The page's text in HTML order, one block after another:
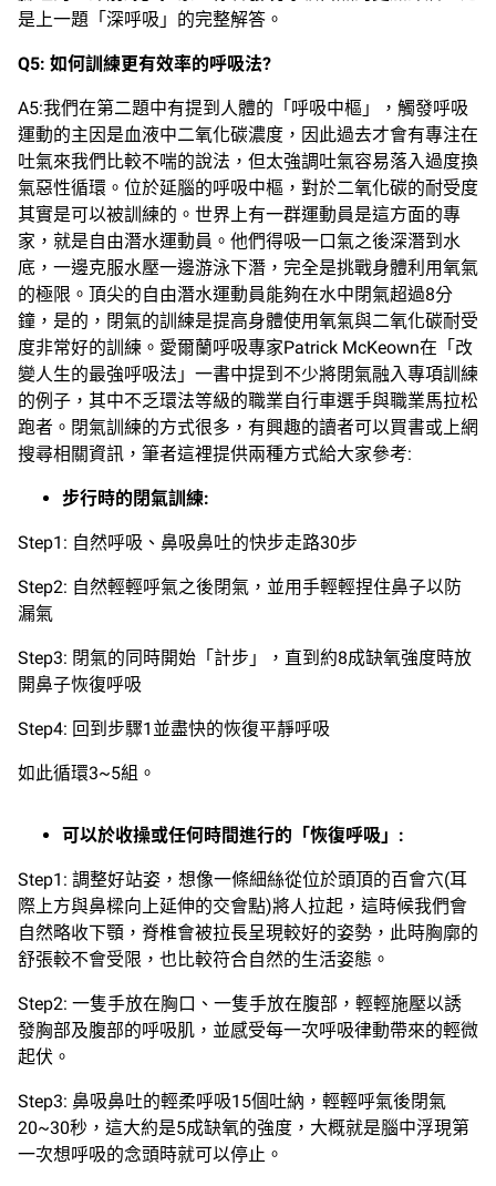
是上一題「深呼吸」的完整解答。
Q5: 如何訓練更有效率的呼吸法?
A5:我們在第二題中有提到人體的「呼吸中樞」，觸發呼吸
運動的主因是血液中二氧化碳濃度，因此過去才會有專注在
吐氣來我們比較不喘的說法，但太強調吐氣容易落入過度換
氣惡性循環。位於延腦的呼吸中樞，對於二氧化碳的耐受度
其實是可以被訓練的。世界上有一群運動員是這方面的專
家，就是自由潛水運動員。他們得吸一口氣之後深潛到水
底，一邊克服水壓一邊游泳下潛，完全是挑戰身體利用氧氣
的極限。頂尖的自由潛水運動員能夠在水中閉氣超過8分
鐘，是的，閉氣的訓練是提高身體使用氧氣與二氧化碳耐受
度非常好的訓練。愛爾蘭呼吸專家Patrick McKeown在「改
變人生的最強呼吸法」一書中提到不少將閉氣融入專項訓練
的例子，其中不乏環法等級的職業自行車選手與職業馬拉松
跑者。閉氣訓練的方式很多，有興趣的讀者可以買書或上網
搜尋相關資訊，筆者這裡提供兩種方式給大家參考:
步行時的閉氣訓練:
Step1: 自然呼吸、鼻吸鼻吐的快步走路30步
Step2: 自然輕輕呼氣之後閉氣，並用手輕輕捏住鼻子以防
漏氣
Step3: 閉氣的同時開始「計步」，直到約8成缺氧強度時放
開鼻子恢復呼吸
Step4: 回到步驟1並盡快的恢復平靜呼吸
如此循環3~5組。
可以於收操或任何時間進行的「恢復呼吸」:
Step1: 調整好站姿，想像一條細絲從位於頭頂的百會穴(耳
際上方與鼻樑向上延伸的交會點)將人拉起，這時候我們會
自然略收下顎，脊椎會被拉長呈現較好的姿勢，此時胸廓的
舒張較不會受限，也比較符合自然的生活姿態。
Step2: 一隻手放在胸口、一隻手放在腹部，輕輕施壓以誘
發胸部及腹部的呼吸肌，並感受每一次呼吸律動帶來的輕微
起伏。
Step3: 鼻吸鼻吐的輕柔呼吸15個吐納，輕輕呼氣後閉氣
20~30秒，這大約是5成缺氧的強度，大概就是腦中浮現第
一次想呼吸的念頭時就可以停止。